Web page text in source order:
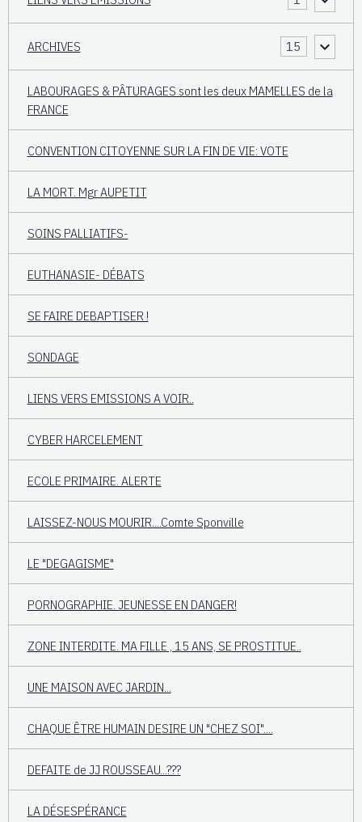
ARCHIVES 15
LABOURAGES & PÂTURAGES sont les deux MAMELLES de la
FRANCE
CONVENTION CITOYENNE SUR LA FIN DE VIE: VOTE
LA MORT. Mgr AUPETIT
SOINS PALLIATIFS-
EUTHANASIE- DÉBATS
SE FAIRE DEBAPTISER !
SONDAGE
LIENS VERS EMISSIONS A VOIR..
CYBER HARCELEMENT
ECOLE PRIMAIRE. ALERTE
LAISSEZ-NOUS MOURIR....Comte Sponville
LE "DEGAGISME"
PORNOGRAPHIE. JEUNESSE EN DANGER!
ZONE INTERDITE. MA FILLE , 15 ANS, SE PROSTITUE..
UNE MAISON AVEC JARDIN...
CHAQUE ÊTRE HUMAIN DESIRE UN "CHEZ SOI"....
DEFAITE de JJ ROUSSEAU...???
LA DÉSESPÉRANCE